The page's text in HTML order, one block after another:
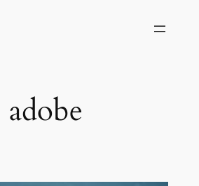
adobe